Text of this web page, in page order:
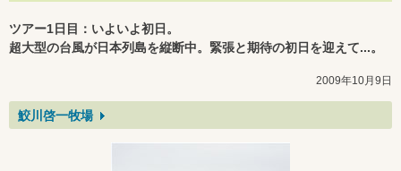
ツアー1日目：いよいよ初日。
超大型の台風が日本列島を縦断中。緊張と期待の初日を迎えて...。
2009年10月9日
鮫川啓一牧場